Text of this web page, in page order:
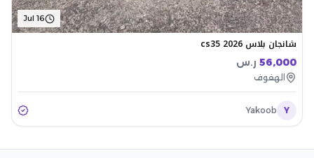
Jul 16
شانجان بلاس cs35 2026
56,000 ر.س
الهفوف
Y
Yakoob